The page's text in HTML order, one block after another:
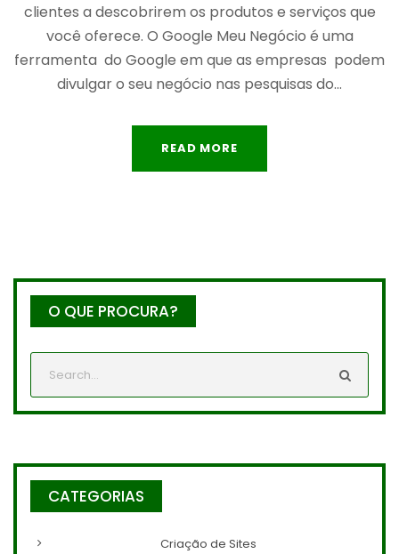
clientes a descobrirem os produtos e serviços que
você oferece. O Google Meu Negócio é uma
ferramenta do Google em que as empresas podem
divulgar o seu negócio nas pesquisas do...
READ MORE
O QUE PROCURA?
CATEGORIAS
Criação de Sites